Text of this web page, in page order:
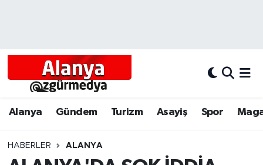
Alanya Gündem Turizm Asayiş Spor
HABERLER ALANYA
Alanyum
Alanya Hava Durumu